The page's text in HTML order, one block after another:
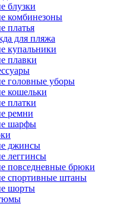
блузки
комбинезоны
платья
для пляжа
купальники
плавки
головные уборы
кошельки
платки
ремни
шарфы
джинсы
леггинсы
повседневные брюки
спортивные штаны
шорты